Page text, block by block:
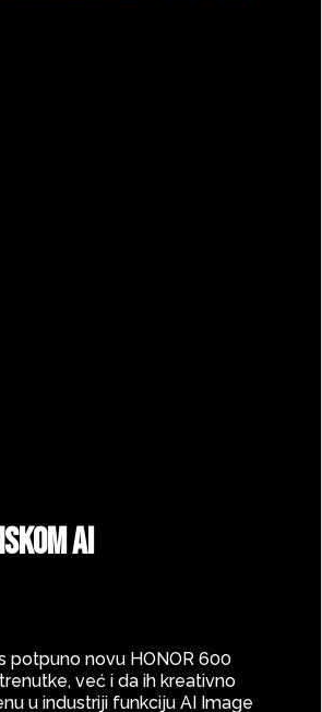
AI
potpuno novu HONOR 600
već i da ih kreativno
u industriji funkciju AI Image